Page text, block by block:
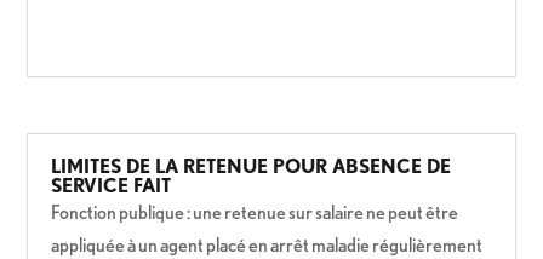
LIMITES DE LA RETENUE POUR ABSENCE DE
SERVICE FAIT
Fonction publique : une retenue sur salaire ne peut être
appliquée à un agent placé en arrêt maladie régulièrement